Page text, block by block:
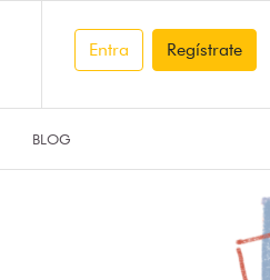
Entra Regístrate
BLOG